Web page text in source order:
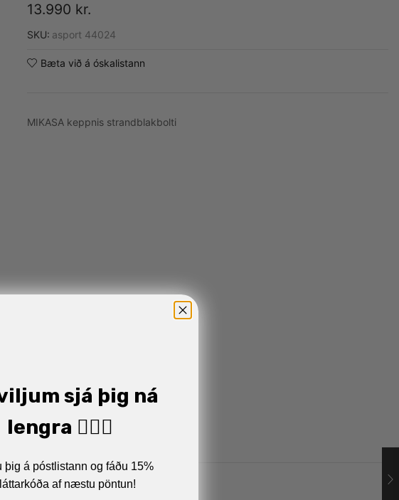
13.990 kr.
SKU: asport 44024
Bæta við á óskalistann
MIKASA keppnis strandblakbolti
sjá þig ná
lengra 🏋🏼‍♂️
þig á póstlistann og fáðu 15%
af næstu pöntun!